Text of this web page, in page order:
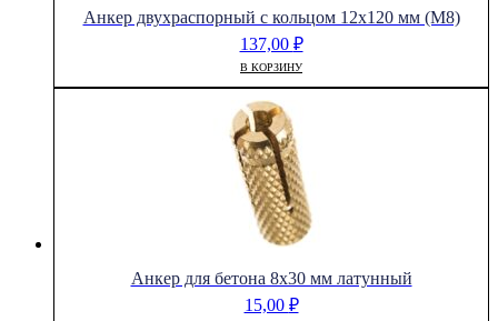
Анкер двухраспорный с кольцом 12х120 мм (М8)
137,00 ₽
В КОРЗИНУ
Анкер для бетона 8х30 мм латунный
15,00 ₽